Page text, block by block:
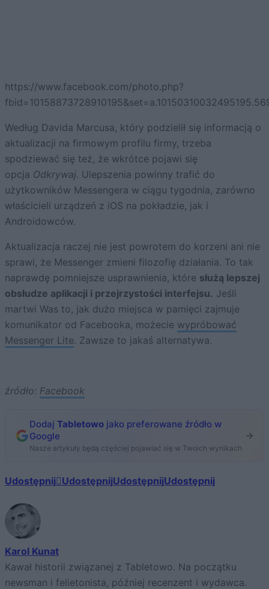
https://www.facebook.com/photo.php?
Według Davida Marcusa, który podzielił się informacją o
aktualizacji na firmowym profilu firmy, trzeba
spodziewać się też, że wkrótce pojawi się
opcja Odkrywaj. Ulepszenia powinny trafić do
użytkowników Messengera w ciągu tygodnia, zarówno
właścicieli urządzeń z iOS na pokładzie, jak i
Androidowców.
Aktualizacja raczej nie jest powrotem do korzeni ani nie
sprawi, że Messenger zmieni filozofię działania. To tak
naprawdę pomniejsze usprawnienia, które służą lepszej
obsłudze aplikacji i przejrzystości interfejsu. Jeśli
martwi Was to, jak dużo miejsca w pamięci zajmuje
komunikator od Facebooka, możecie wypróbować
Messenger Lite. Zawsze to jakaś alternatywa.
źródło: Facebook
Dodaj Tabletowo jako preferowane źródło w
Google
Nasze artykuły będą częściej pojawiać się w Twoich wynikach
Udostępnij UdostępnijUdostępnijUdostępnij
Karol Kunat
Kawał historii związanej z Tabletowo. Na początku
newsman i felietonista, później recenzent i wydawca.